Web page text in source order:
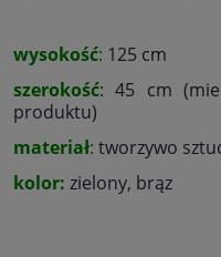
wysokość: 125 cm
szerokość: 45 cm
produktu)
materiał: tworzywo
kolor: zielony, brąz